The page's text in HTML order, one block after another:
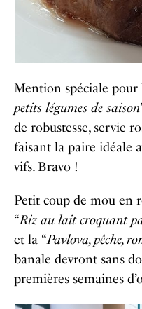
Mention spéciale pour
petits légumes de saison
de robustesse, servie
faisant la paire idéale
vifs. Bravo !
Petit coup de mou en
“Riz au lait croquant
et la “Pavlova, pêche,
banale devront sans
premières semaines